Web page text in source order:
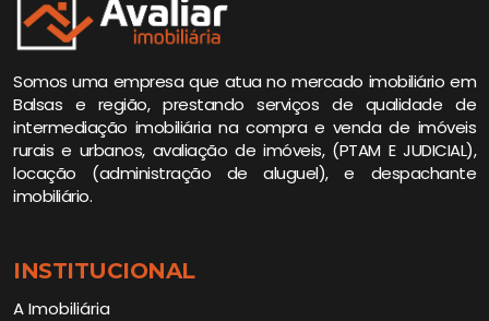
Somos uma empresa que atua no mercado imobiliário em
Balsas e região, prestando serviços de qualidade de
intermediação imobiliária na compra e venda de imóveis
rurais e urbanos, avaliação de imóveis, (PTAM E JUDICIAL),
locação (administração de aluguel), e despachante
imobiliário.
INSTITUCIONAL
A Imobiliária